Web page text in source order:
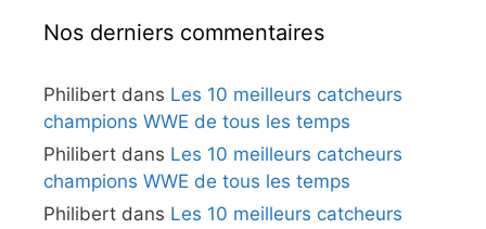
Nos derniers commentaires
Philibert dans Les 10 meilleurs catcheurs
champions WWE de tous les temps
Philibert dans Les 10 meilleurs catcheurs
champions WWE de tous les temps
Philibert dans Les 10 meilleurs catcheurs